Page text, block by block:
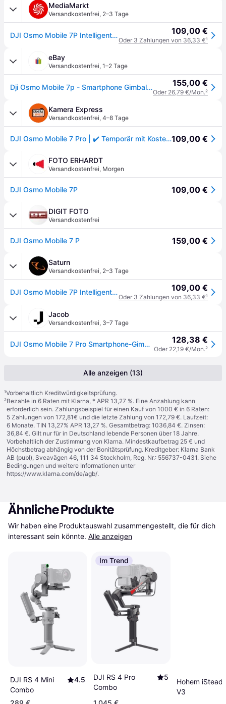
MediaMarkt
Versandkostenfrei, 2–3 Tage
DJI Osmo Mobile 7P Intelligenter Smartphone-Gimbal, Grau 109,00 €
Oder 3 Zahlungen von 36,33 €¹
eBay
Versandkostenfrei, 1–2 Tage
Dji Osmo Mobile 7p - Smartphone Gimbal Mit Smart Tracking 155,00 €
Oder 26,79 €/Mon.²
Kamera Express
Versandkostenfrei, 4–8 Tage
DJI Osmo Mobile 7 Pro | ✔️ Temporär mit Kostenlose Geschenkbox109,00 €
FOTO ERHARDT
Versandkostenfrei, Morgen
DJI Osmo Mobile 7P 109,00 €
DIGIT FOTO
Versandkostenfrei
DJI Osmo Mobile 7 P 159,00 €
Saturn
Versandkostenfrei, 2–3 Tage
DJI Osmo Mobile 7P Intelligenter Smartphone-Gimbal, Grau 109,00 €
Oder 3 Zahlungen von 36,33 €¹
Jacob
Versandkostenfrei, 3–7 Tage
DJI Osmo Mobile 7 Pro Smartphone-Gimbal 3-Achsen-Stabilisierung, ActiveTrack 7.0, Teleskopstange, Bluetooth 5.3, Dunkelgrau 128,38 €
Oder 22,19 €/Mon.²
Alle anzeigen (13)
¹Vorbehaltlich Kreditwürdigkeitsprüfung.
²Bezahle in 6 Raten mit Klarna, * APR 13,27 %. Eine Anzahlung kann
erforderlich sein. Zahlungsbeispiel für einen Kauf von 1000 € in 6 Raten:
5 Zahlungen von 172,81€ und die letzte Zahlung von 172,79 €. Laufzeit:
6 Monate. TIN 13,27% APR 13,27 %. Gesamtbetrag: 1036,84 €. Zinsen:
36,84 €. Gilt nur für in Deutschland lebende Personen über 18 Jahre.
Vorbehaltlich der Zustimmung von Klarna. Mindestkaufbetrag 25 € und
Höchstbetrag abhängig von der Bonitätsprüfung. Kreditgeber: Klarna Bank
AB (publ), Sveavägen 46, 111 34 Stockholm, Reg. Nr.: 556737-0431. Siehe
Bedingungen und weitere Informationen unter
https://www.klarna.com/de/agb/.
Ähnliche Produkte
Wir haben eine Produktauswahl zusammengestellt, die für dich
interessant sein könnte. Alle anzeigen
DJI RS 4 Mini
Combo
4.5
Im Trend
DJI RS 4 Pro
Combo
5
Hohem
V3